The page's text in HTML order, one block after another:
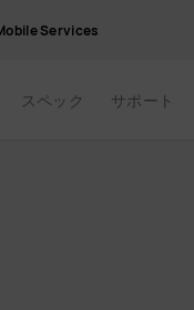
Services
スペック サポート